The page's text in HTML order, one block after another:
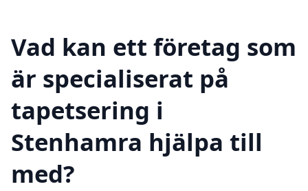
Vad kan ett företag som
är specialiserat på
tapetsering i
Stenhamra hjälpa till
med?